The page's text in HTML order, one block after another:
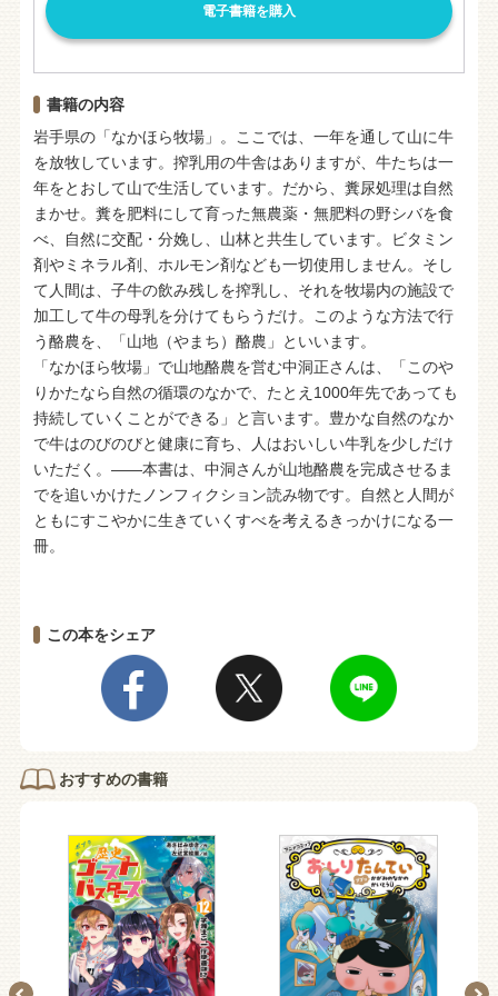
電子書籍を購入
書籍の内容
岩手県の「なかほら牧場」。ここでは、一年を通して山に牛
を放牧しています。搾乳用の牛舎はありますが、牛たちは一
年をとおして山で生活しています。だから、糞尿処理は自然
まかせ。糞を肥料にして育った無農薬・無肥料の野シバを食
べ、自然に交配・分娩し、山林と共生しています。ビタミン
剤やミネラル剤、ホルモン剤なども一切使用しません。そし
て人間は、子牛の飲み残しを搾乳し、それを牧場内の施設で
加工して牛の母乳を分けてもらうだけ。このような方法で行
う酪農を、「山地（やまち）酪農」といいます。
「なかほら牧場」で山地酪農を営む中洞正さんは、「このや
りかたなら自然の循環のなかで、たとえ1000年先であっても
持続していくことができる」と言います。豊かな自然のなか
で牛はのびのびと健康に育ち、人はおいしい牛乳を少しだけ
いただく。――本書は、中洞さんが山地酪農を完成させるま
でを追いかけたノンフィクション読み物です。自然と人間が
ともにすこやかに生きていくすべを考えるきっかけになる一
冊。
この本をシェア
おすすめの書籍